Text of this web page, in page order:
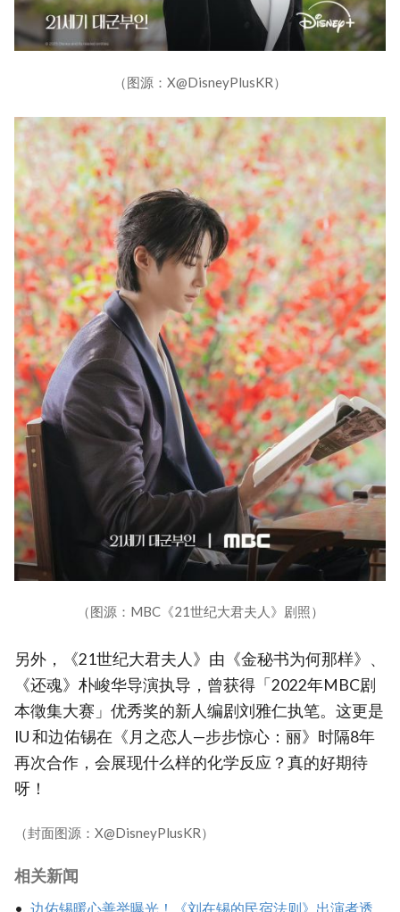
（图源：X@DisneyPlusKR）
（图源：MBC《21世纪大君夫人》剧照）
另外，《21世纪大君夫人》由《金秘书为何那样》、
《还魂》朴峻华导演执导，曾获得「2022年MBC剧
本徵集大赛」优秀奖的新人编剧刘雅仁执笔。这更是
IU 和边佑锡在《月之恋人—步步惊心：丽》时隔8年
再次合作，会展现什么样的化学反应？真的好期待
呀！
（封面图源：X@DisneyPlusKR）
相关新闻
边佑锡暖心善举曝光！《刘在锡的民宿法则》出演者透